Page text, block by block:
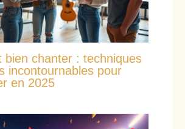
bien chanter : techniques
incontournables pour
en 2025